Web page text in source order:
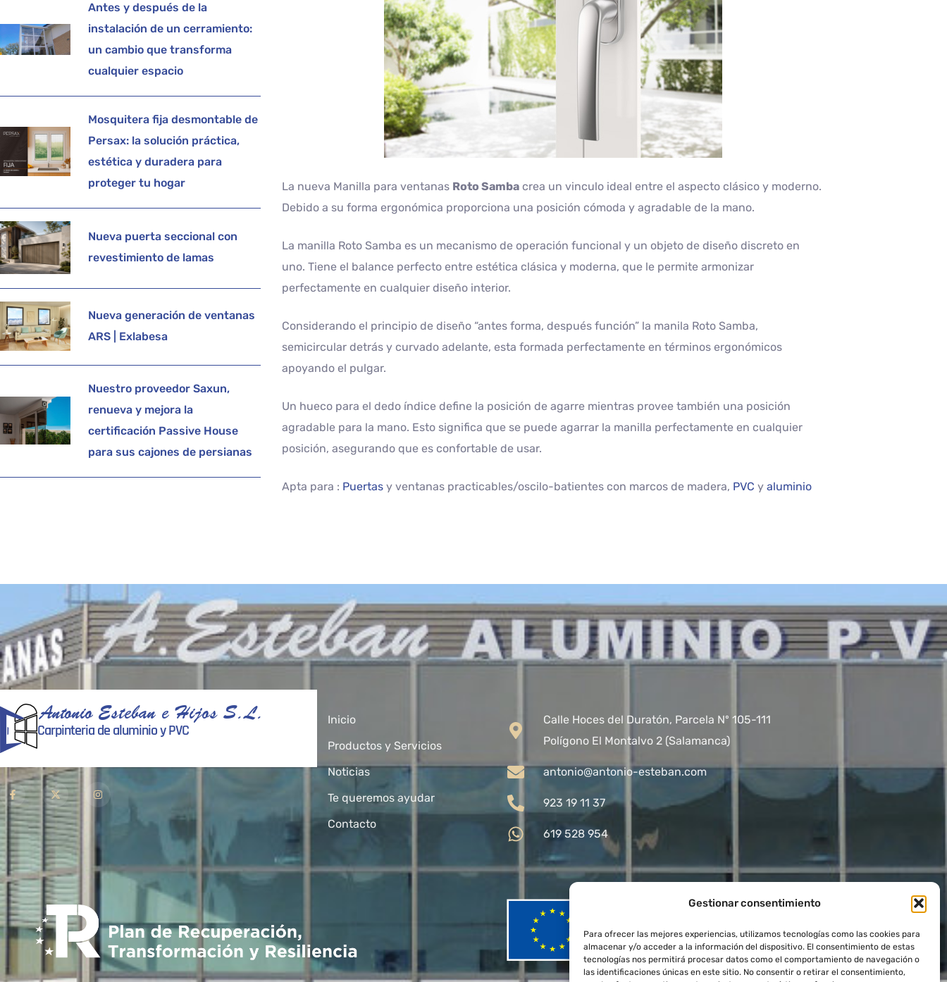
Gestionar consentimiento
Para ofrecer las mejores experiencias, utilizamos tecnologías como las cookies para
almacenar y/o acceder a la información del dispositivo. El consentimiento de estas
tecnologías nos permitirá procesar datos como el comportamiento de navegación o
las identificaciones únicas en este sitio. No consentir o retirar el consentimiento,
Antes y después de la
instalación de un cerramiento:
un cambio que transforma
cualquier espacio
Mosquitera fija desmontable de
Persax: la solución práctica,
estética y duradera para
proteger tu hogar
Nueva puerta seccional con
revestimiento de lamas
Nueva generación de ventanas
ARS | Exlabesa
Nuestro proveedor Saxun,
renueva y mejora la
certificación Passive House
para sus cajones de persianas
La nueva Manilla para ventanas Roto Samba crea un vinculo ideal entre el aspecto clásico y moderno.
Debido a su forma ergonómica proporciona una posición cómoda y agradable de la mano.
La manilla Roto Samba es un mecanismo de operación funcional y un objeto de diseño discreto en
uno. Tiene el balance perfecto entre estética clásica y moderna, que le permite armonizar
perfectamente en cualquier diseño interior.
Considerando el principio de diseño “antes forma, después función” la manila Roto Samba,
semicircular detrás y curvado adelante, esta formada perfectamente en términos ergonómicos
apoyando el pulgar.
Un hueco para el dedo índice define la posición de agarre mientras provee también una posición
agradable para la mano. Esto significa que se puede agarrar la manilla perfectamente en cualquier
posición, asegurando que es confortable de usar.
Apta para : Puertas y ventanas practicables/oscilo-batientes con marcos de madera, PVC yaluminio
Antonio Esteban e Hijos S.L.
Carpinteria de aluminio y PVC
Inicio
Productos y Servicios
Noticias
Te queremos ayudar
Contacto
Calle Hoces del Duratón, Parcela Nº 105-111
Polígono El Montalvo 2 (Salamanca)
antonio@antonio-esteban.com
923 19 11 37
619 528 954